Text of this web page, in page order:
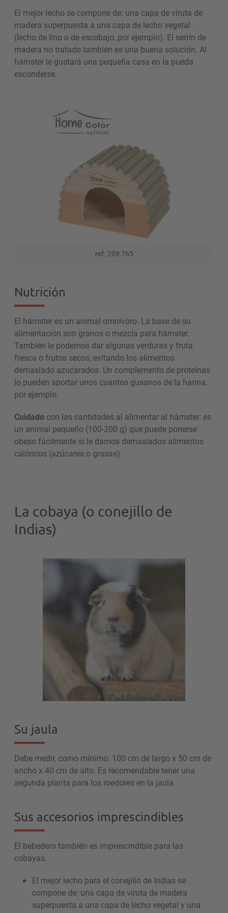
El mejor lecho se compone de: una capa de viruta de
madera superpuesta a una capa de lecho vegetal
(lecho de lino o de escobajo, por ejemplo). El serrín de
madera no tratado también es una buena solución. Al
hámster le gustará una pequeña casa en la pueda
esconderse.
ref. 209 765
Nutrición
El hámster es un animal omnívoro. La base de su
alimentación son granos o mezcla para hámster.
También le podemos dar algunas verduras y fruta
fresca o frutos secos, evitando los alimentos
demasiado azucarados. Un complemento de proteínas
lo pueden aportar unos cuantos gusanos de la harina,
por ejemplo.
Cuidado con las cantidades al alimentar al hámster: es
un animal pequeño (100-200 g) que puede ponerse
obeso fácilmente si le damos demasiados alimentos
calóricos (azúcares o grasas).
La cobaya (o conejillo de
Indias)
Su jaula
Debe medir, como mínimo: 100 cm de largo x 50 cm de
ancho x 40 cm de alto. Es recomendable tener una
segunda planta para los roedores en la jaula.
Sus accesorios imprescindibles
El bebedero también es imprescindible para las
cobayas.
El mejor lecho para el conejillo de Indias se
compone de: una capa de viruta de madera
superpuesta a una capa de lecho vegetal y una